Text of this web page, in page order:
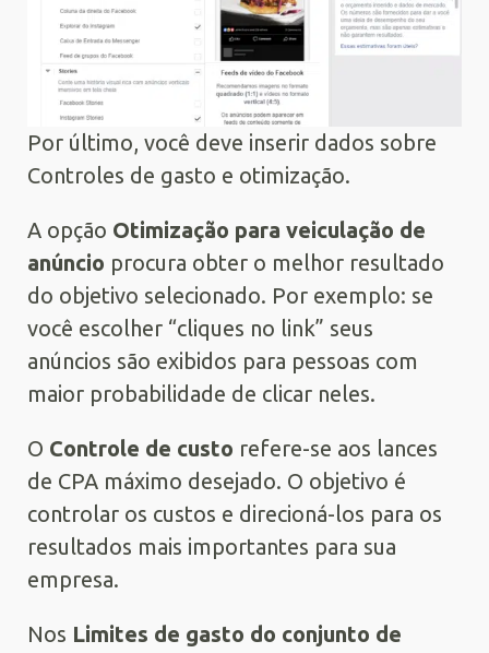
Por último, você deve inserir dados sobre
Controles de gasto e otimização.
A opção Otimização para veiculação de
anúncio procura obter o melhor resultado
do objetivo selecionado. Por exemplo: se
você escolher “cliques no link” seus
anúncios são exibidos para pessoas com
maior probabilidade de clicar neles.
O Controle de custo refere-se aos lances
de CPA máximo desejado. O objetivo é
controlar os custos e direcioná-los para os
resultados mais importantes para sua
empresa.
Nos Limites de gasto do conjunto de